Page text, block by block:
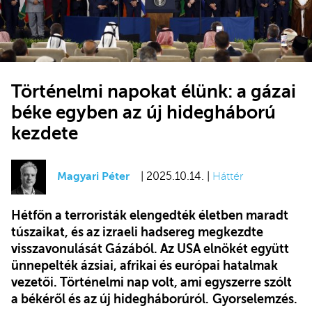
Történelmi napokat élünk: a gázai
béke egyben az új hidegháború
kezdete
Magyari Péter | 2025.10.14. | Háttér
Hétfőn a terroristák elengedték életben maradt
túszaikat, és az izraeli hadsereg megkezdte
visszavonulását Gázából. Az USA elnökét együtt
ünnepelték ázsiai, afrikai és európai hatalmak
vezetői. Történelmi nap volt, ami egyszerre szólt
a békéről és az új hidegháborúról. Gyorselemzés.